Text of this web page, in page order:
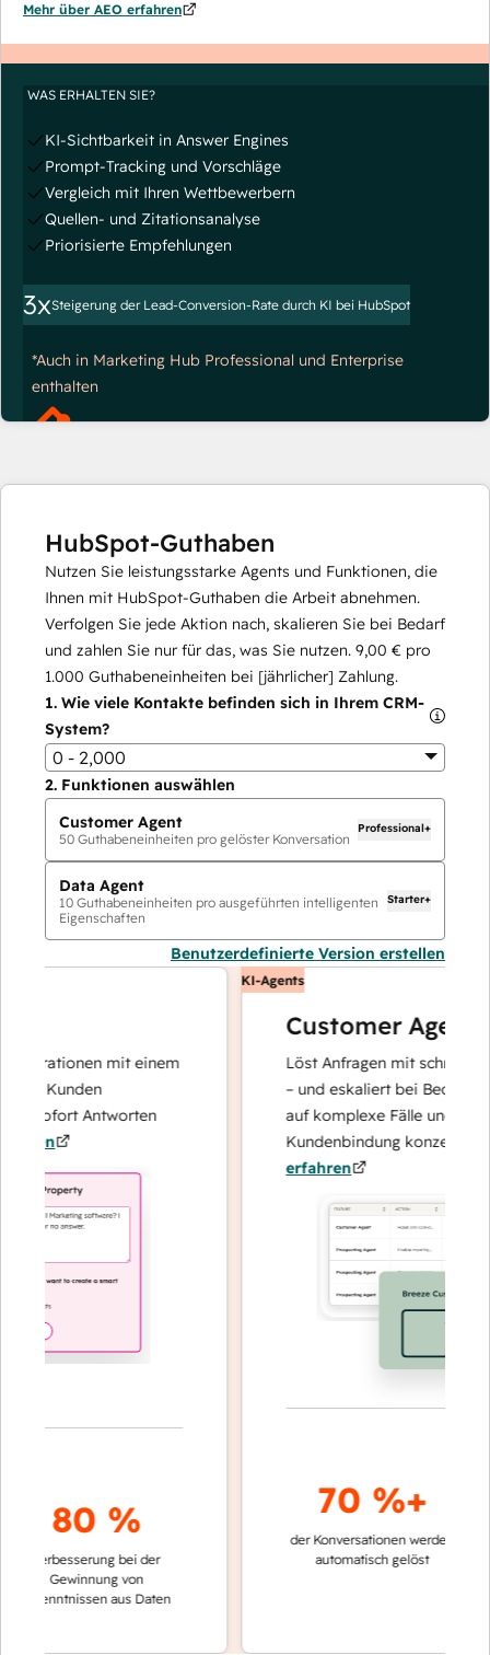
Mehr über AEO erfahren
WAS ERHALTEN SIE?
KI-Sichtbarkeit in Answer Engines
Prompt-Tracking und Vorschläge
Vergleich mit Ihren Wettbewerbern
Quellen- und Zitationsanalyse
Priorisierte Empfehlungen
3xSteigerung der Lead-Conversion-Rate durch KI bei HubSpot
*Auch in Marketing Hub Professional und Enterprise
enthalten
HubSpot-Guthaben
Nutzen Sie leistungsstarke Agents und Funktionen, die
Ihnen mit HubSpot-Guthaben die Arbeit abnehmen.
Verfolgen Sie jede Aktion nach, skalieren Sie bei Bedarf
und zahlen Sie nur für das, was Sie nutzen. 9,00 € pro
1.000 Guthabeneinheiten bei [jährlicher] Zahlung.
1. Wie viele Kontakte befinden sich in Ihrem CRM-
System?
0 - 2,000
2. Funktionen auswählen
Customer Agent
50 Guthabeneinheiten pro gelöster Konversation
Professional+
Data Agent
10 Guthabeneinheiten pro ausgeführten intelligenten
Eigenschaften
Starter+
Benutzerdefinierte Version erstellen
mit einem
Kunden
Antworten
80 %
Verbesserung bei der
Gewinnung von
aus Daten
KI-Agents
Customer Agent
Löst Anfragen mit schnellen,
– und eskaliert bei Bedarf,
auf komplexe Fälle und den
Kundenbindung konzentrieren
erfahren
70 %+
der Konversationen werden
automatisch gelöst